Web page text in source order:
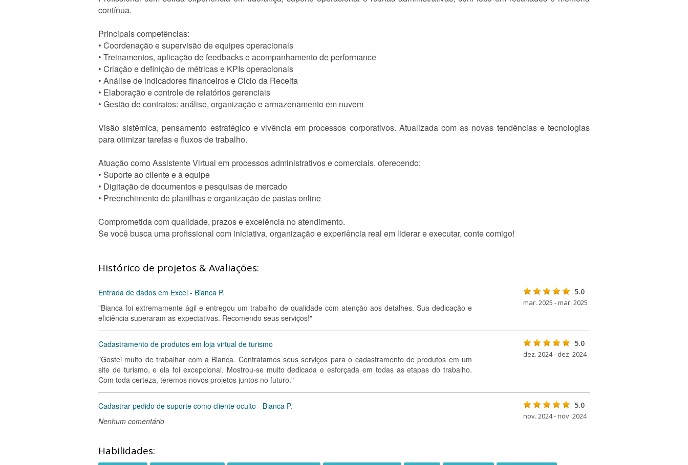
contínua.
Principais competências:
• Coordenação e supervisão de equipes operacionais
• Treinamentos, aplicação de feedbacks e acompanhamento de performance
• Criação e definição de métricas e KPIs operacionais
• Análise de indicadores financeiros e Ciclo da Receita
• Elaboração e controle de relatórios gerenciais
• Gestão de contratos: análise, organização e armazenamento em nuvem
Visão sistêmica, pensamento estratégico e vivência em processos corporativos. Atualizada com as novas tendências e tecnologias
para otimizar tarefas e fluxos de trabalho.
Atuação como Assistente Virtual em processos administrativos e comerciais, oferecendo:
• Suporte ao cliente e à equipe
• Digitação de documentos e pesquisas de mercado
• Preenchimento de planilhas e organização de pastas online
Comprometida com qualidade, prazos e excelência no atendimento.
Se você busca uma profissional com iniciativa, organização e experiência real em liderar e executar, conte comigo!
Histórico de projetos & Avaliações:
Entrada de dados em Excel - Bianca P.
"Bianca foi extremamente ágil e entregou um trabalho de qualidade com atenção aos detalhes. Sua dedicação e
eficiência superaram as expectativas. Recomendo seus serviços!"
5.0
mar. 2025 - mar. 2025
Cadastramento de produtos em loja virtual de turismo
"Gostei muito de trabalhar com a Bianca. Contratamos seus serviços para o cadastramento de produtos em um
site de turismo, e ela foi excepcional. Mostrou-se muito dedicada e esforçada em todas as etapas do trabalho.
Com toda certeza, teremos novos projetos juntos no futuro."
5.0
dez. 2024 - dez. 2024
Cadastrar pedido de suporte como cliente oculto - Bianca P.
Nenhum comentário
5.0
nov. 2024 - nov. 2024
Habilidades: